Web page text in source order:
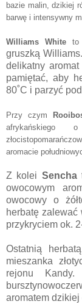
bazie malin, dzikiej
barwę i intensywny
Williams White to
gruszką
delikatny
pamiętać, aby
80˚C i parzyć
Przy czym
afrykańskiego
aromacie
Z kolei Sencha
owocowym
owocowy o
herbatę zalewać
przykryciem ok.
Ostatnią
mieszanka
rejonu Kandy.
aromatem dzikiej